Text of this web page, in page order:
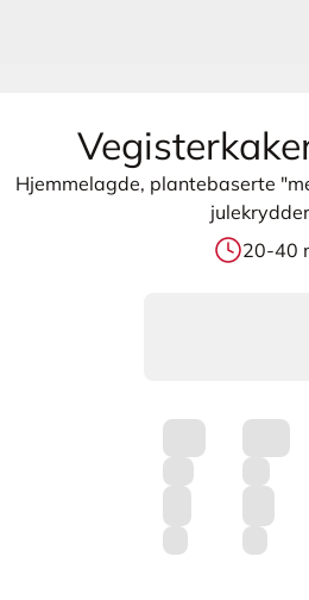
Hjemmelagde, plantebaserte
20-40